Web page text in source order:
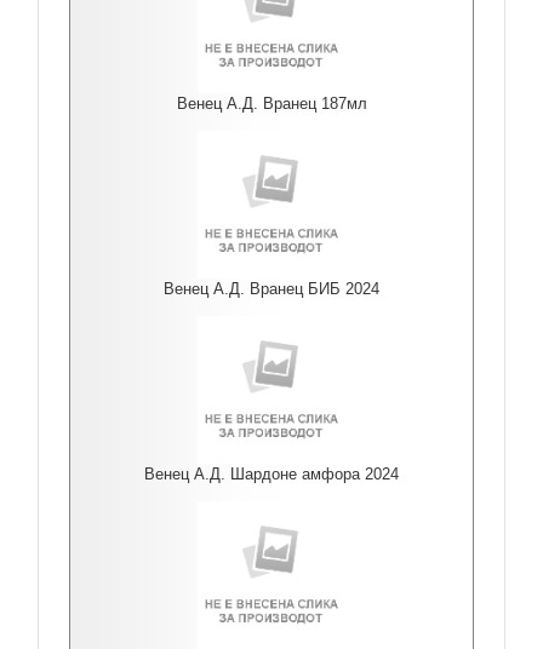
Венец А.Д. Вранец 187мл
Венец А.Д. Вранец БИБ 2024
Венец А.Д. Шардоне амфора 2024